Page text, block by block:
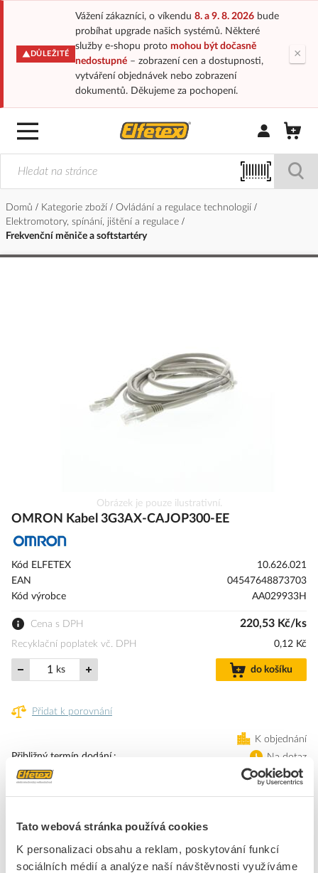
Tato webová stránka používá cookies
K personalizaci obsahu a reklam, poskytování funkcí
sociálních médií a analýze naší návštěvnosti využíváme
DŮLEŽITÉ
Vážení zákazníci, o víkendu 8. a 9. 8. 2026bude
probíhat upgrade našich systémů. Některé
služby e-shopu proto mohou být dočasně
nedostupné– zobrazení cen a dostupnosti,
vytváření objednávek nebo zobrazení
dokumentů. Děkujeme za pochopení.
×
Přihlásit/
Domů Kategorie zboží
Ovládání a regulace technologií
Elektromotory, spínání, jištění a regulace
Frekvenční měniče a softstartéry
na
galerie
s
Obrázek je pouze ilustrativní.
OMRON Kabel 3G3AX-CAJOP300-EE
Kód ELFETEX
10.626.021
EAN
04547648873703
Kód výrobce
AA029933H
Cena s DPH 220,53 Kč/ks
Recyklační poplatek vč. DPH 0,12 Kč
ks do košíku
Přidat k porovnání
K objednání
Přibližný termín dodání.
Na dotaz